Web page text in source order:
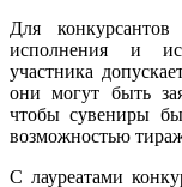
Для
исполнения и
участника
они могут быть
чтобы сувениры
возможностью
С лауреатами